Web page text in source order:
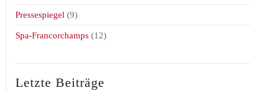
Pressespiegel (9)
Spa-Francorchamps (12)
Letzte Beiträge